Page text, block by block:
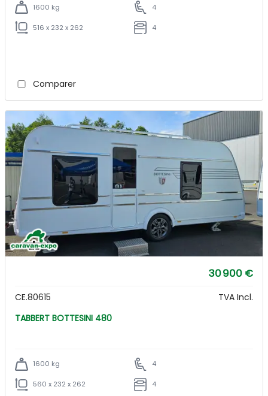
1600 kg 4
516 x 232 x 262 4
Comparer
30 900 €
CE.80615
TVA Incl.
TABBERT BOTTESINI 480
1600 kg 4
560 x 232 x 262 4